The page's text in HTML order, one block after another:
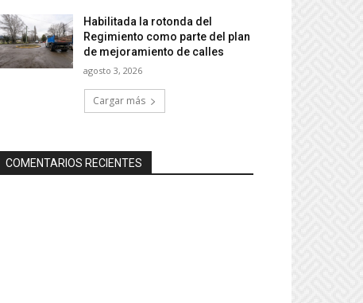
Habilitada la rotonda del
Regimiento como parte del plan
de mejoramiento de calles
agosto 3, 2026
Cargar más
COMENTARIOS RECIENTES